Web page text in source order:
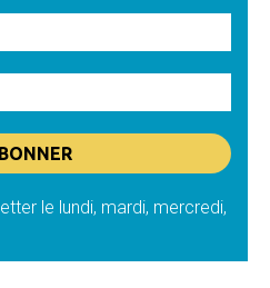
le lundi, mardi, mercredi,